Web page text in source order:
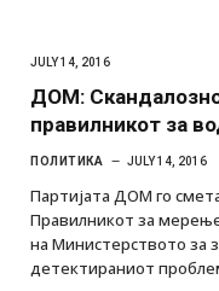
JULY 14, 2016
ДОМ:
правилникот за
ПОЛИТИКА JULY 14, 2016
Партијата ДОМ го
Правилникот за
на Министерството за
детектираниот